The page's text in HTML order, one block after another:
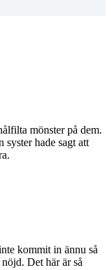
mönster på dem.
hade sagt att
kommit in ännu så
Det här är så